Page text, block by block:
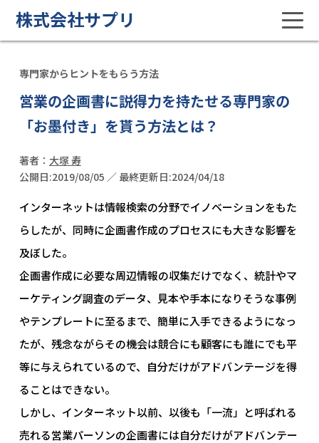
株式会社サプリ
専門家からヒントをもらう方法
営業の企画書に説得力を持たせる専門家の
「お墨付き」を貰う方法とは？
著者： 大塚 寿
公開日:2019/08/05 ／ 最終更新日:2024/04/18
インターネットは情報検索の分野でイノベーションをもた
らしたが、同時に企画書作成のプロセスにも大きな影響を
及ぼした。
企画書作成に必要な周辺情報の収集だけでなく、統計やマ
ーケティング調査のデータ、見本や手本になりそうな事例
やテンプレートに至るまで、簡単に入手できるようになっ
たが、残念ながらその機会は競合にも顧客にも誰にでも平
等に与えられているので、自分だけがアドバンテージを得
ることはできない。
しかし、インターネット以前、以後も「一流」と呼ばれる
売れる営業パーソンの企画書には自分だけがアドバンテー